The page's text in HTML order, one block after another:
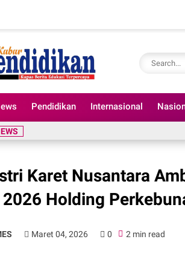
Pendidikan Internasional
Karet Nusantara
Holding
Maret 04, 2026 0 2 min read